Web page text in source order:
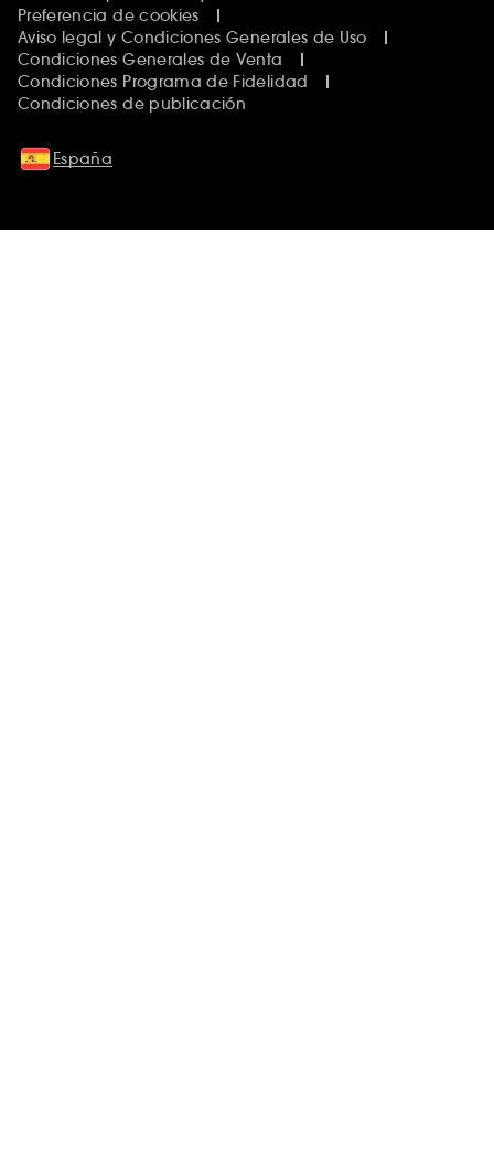
Preferencia de cookies
Aviso legal y Condiciones Generales de Uso
Condiciones Generales de Venta
Condiciones Programa de Fidelidad
Condiciones de publicación
España